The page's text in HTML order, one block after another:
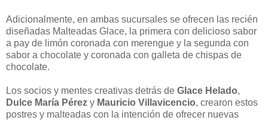
Adicionalmente, en ambas sucursales se ofrecen las recién
diseñadas Malteadas Glace, la primera con delicioso sabor
a pay de limón coronada con merengue y la segunda con
sabor a chocolate y coronada con galleta de chispas de
chocolate.
Los socios y mentes creativas detrás de Glace Helado,
Dulce María Pérez y Mauricio Villavicencio, crearon estos
postres y malteadas con la intención de ofrecer nuevas